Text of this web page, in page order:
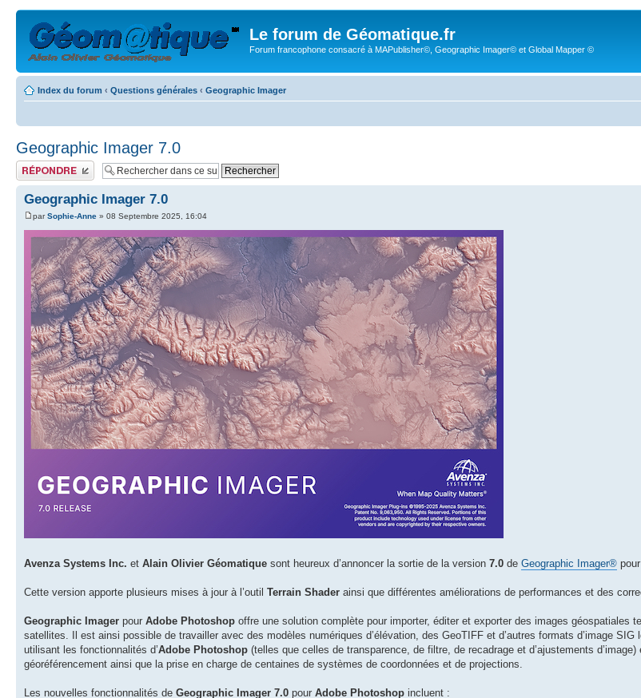
Le forum de Géomatique.fr
Forum francophone consacré à MAPublisher©, Geographic Imager© et Global Mapper ©
Index du forum ‹ Questions générales ‹ Geographic Imager
Geographic Imager 7.0
Publier une réponse
Geographic Imager 7.0
parSophie-Anne » 08 Septembre 2025, 16:04
Avenza Systems Inc. et Alain Olivier Géomatique sont heureux d’annoncer la sortie de la version 7.0 de Geographic Imager® pour
Cette version apporte plusieurs mises à jour à l’outil Terrain Shader ainsi que différentes améliorations de performances et des
Geographic Imager pour Adobe Photoshop offre une solution complète pour importer, éditer et exporter des images géospatiales
satellites. Il est ainsi possible de travailler avec des modèles numériques d’élévation, des GeoTIFF et d’autres formats d’image
utilisant les fonctionnalités d’Adobe Photoshop (telles que celles de transparence, de filtre, de recadrage et d’ajustements
géoréférencement ainsi que la prise en charge de centaines de systèmes de coordonnées et de projections.
Les nouvelles fonctionnalités de Geographic Imager 7.0 pour Adobe Photoshop incluent :